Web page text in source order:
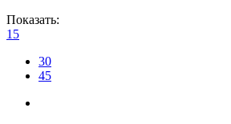
Показать:
15
30
45